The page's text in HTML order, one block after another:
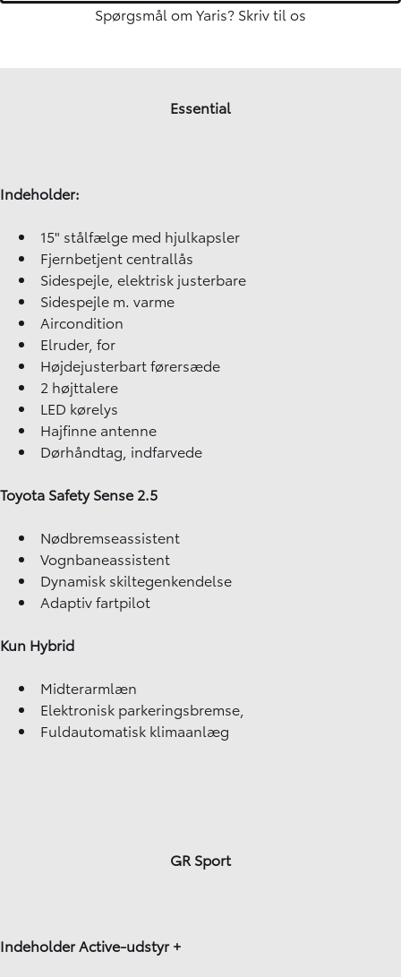
Spørgsmål om Yaris? Skriv til os
Essential
Indeholder:
15" stålfælge med hjulkapsler
Fjernbetjent centrallås
Sidespejle, elektrisk justerbare
Sidespejle m. varme
Aircondition
Elruder, for
Højdejusterbart førersæde
2 højttalere
LED kørelys
Hajfinne antenne
Dørhåndtag, indfarvede
Toyota Safety Sense 2.5
Nødbremseassistent
Vognbaneassistent
Dynamisk skiltegenkendelse
Adaptiv fartpilot
Kun Hybrid
Midterarmlæn
Elektronisk parkeringsbremse,
Fuldautomatisk klimaanlæg
GR Sport
Indeholder Active-udstyr +